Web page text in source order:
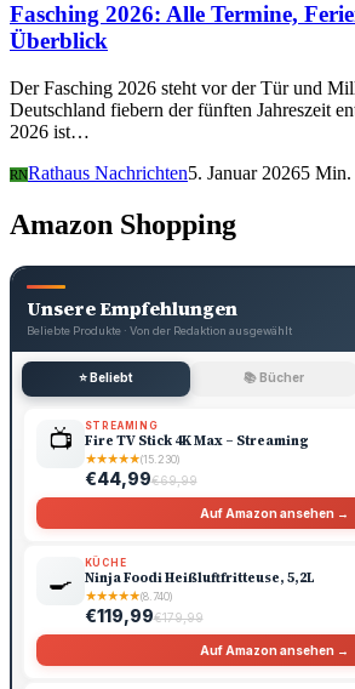
Fasching 2026: Alle Termine,
Überblick
Der Fasching 2026 steht vor der Tür und
Deutschland fiebern der fünften Jahreszeit
2026 ist…
RNRathaus Nachrichten5. Januar 20265 Min.
Amazon Shopping
Unsere Empfehlungen
Beliebte Produkte · Von der Redaktion ausgewählt
⭐ Beliebt 📚 Bücher
📺 STREAMING
Fire TV Stick 4K Max – Streaming
★★★★★(15.230)
€44,99€69,99
Auf Amazon ansehen →
🍳
KÜCHE
Ninja Foodi Heißluftfritteuse, 5,2L
★★★★★(8.740)
€119,99€179,99
Auf Amazon ansehen →